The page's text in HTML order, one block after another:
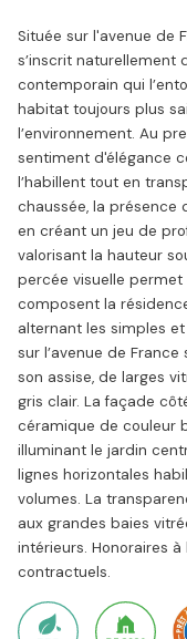
Située sur l'avenue de
s’inscrit naturellement
contemporain qui
habitat toujours plus
l’environnement. Au
sentiment d'élégance
l’habillent tout en
chaussée, la
en créant un jeu de
valorisant la hauteur
percée visuelle
composent la
alternant les simples
sur l’avenue de
son assise, de larges
gris clair. La façade
céramique de couleur
illuminant le jardin
lignes horizontales
volumes. La
aux grandes baies
intérieurs. Honoraires
contractuels.